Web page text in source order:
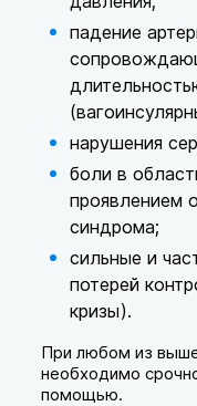
падение
нарушения
боли в
проявлением
синдрома;
сильные и
потерей
кризы).
При любом из
необходимо
помощью.